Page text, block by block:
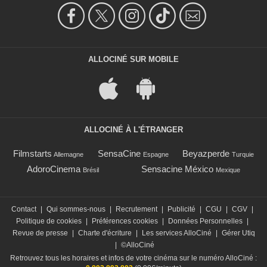
ALLOCINÉ SUR MOBILE
ALLOCINÉ À L'ÉTRANGER
Filmstarts Allemagne SensaCine Espagne Beyazperde Turquie
AdoroCinema Brésil Sensacine México Mexique
Contact Qui sommes-nous Recrutement Publicité CGU CGV
Politique de cookies
Préférences cookies Données Personnelles
Revue de presse
Charte d'écriture Les services AlloCiné
Gérer Utiq
©AlloCiné
Retrouvez tous les horaires et infos de votre cinéma sur le numéro AlloCiné :